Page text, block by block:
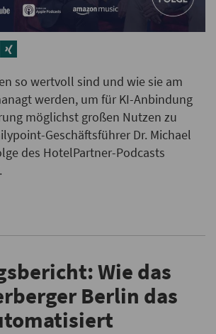
so wertvoll sind und wie sie am
werden, um für KI-Anbindung
möglichst großen Nutzen zu
Geschäftsführer Dr. Michael
des HotelPartner-Podcasts
Wie das
Berlin das